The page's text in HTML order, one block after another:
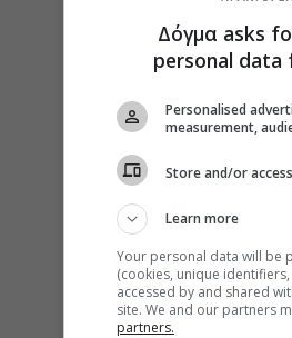
Δόγμα asks
personal data
Personalised
measurement,
Store and/or
Learn more
Your personal data will be
(cookies, unique
accessed by and shared
site. We and our partners
partners.